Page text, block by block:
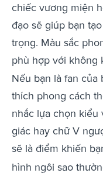
chiếc vương miện
đạo sẽ giúp bạn
trọng. Màu sắc
phù hợp với không
Nếu bạn là fan của
thích phong cách
nhắc lựa chọn kiểu
giác hay chữ V
sẽ là điểm khiến
hình ngôi sao